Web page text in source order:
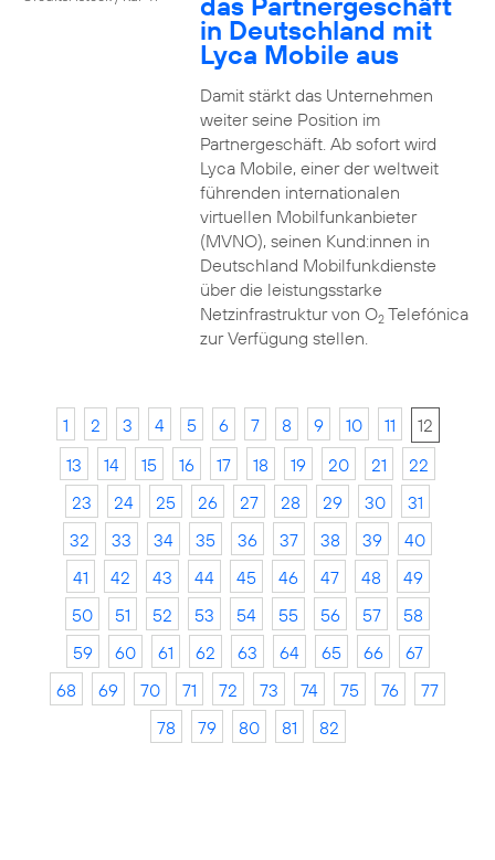
in Deutschland mit
Lyca Mobile aus
Damit stärkt das Unternehmen
weiter seine Position im
Partnergeschäft. Ab sofort wird
Lyca Mobile, einer der weltweit
führenden internationalen
virtuellen Mobilfunkanbieter
(MVNO), seinen Kund:innen in
Deutschland Mobilfunkdienste
über die leistungsstarke
Netzinfrastruktur von O2Telefónica
zur Verfügung stellen.
1 2 3 4 5 6 7 8 9 10 11
12
13
14 15 16 17 18 19 20 21
22
23
24 25 26 27 28 29 30
31
32
33 34 35 36 37 38 39
40
41
42 43 44 45 46 47 48
49
50
51 52 53 54 55 56 57
58
59
60 61 62 63 64 65 66
67
68
69 70 71 72 73 74 75 76
77
78
79 80 81 82